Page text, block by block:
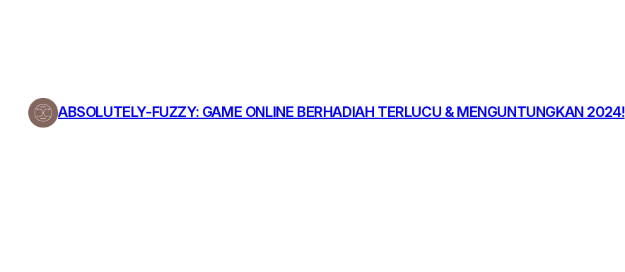
ABSOLUTELY-FUZZY: GAME ONLINE BERHADIAH TERLUCU & MENGUNTUNGKAN 2024!